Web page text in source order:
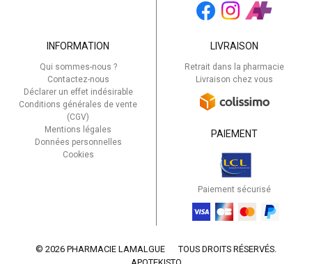
INFORMATION
Qui sommes-nous ?
Contactez-nous
Déclarer un effet indésirable
Conditions générales de vente
(CGV)
Mentions légales
Données personnelles
Cookies
LIVRAISON
Retrait dans la pharmacie
Livraison chez vous
PAIEMENT
Paiement sécurisé
© 2026 PHARMACIE LAMALGUE
TOUS DROITS RÉSERVÉS.